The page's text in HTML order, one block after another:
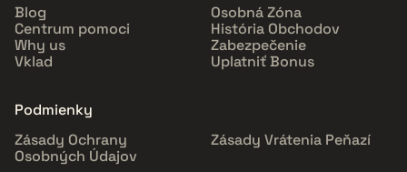
Blog
Centrum pomoci
Why us
Vklad
Osobná Zóna
História Obchodov
Zabezpečenie
Uplatniť Bonus
Podmienky
Zásady Ochrany
Osobných Údajov
Zásady Vrátenia Peňazí